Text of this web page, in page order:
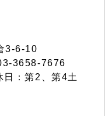
3-6-10
3658-7676
：第2、第4土